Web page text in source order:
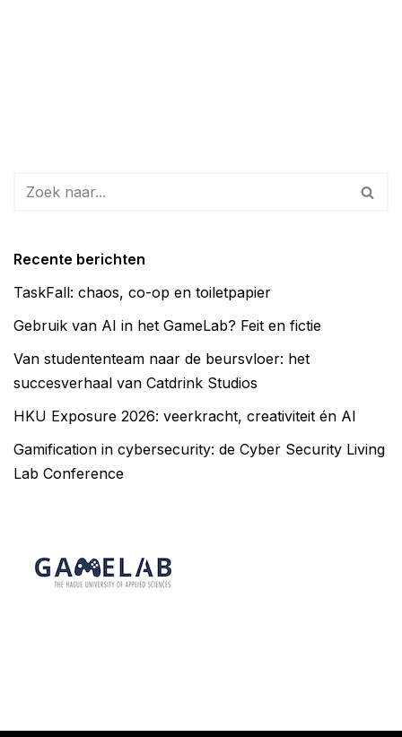
Recente berichten
TaskFall: chaos, co-op en toiletpapier
Gebruik van AI in het GameLab? Feit en fictie
Van studententeam naar de beursvloer: het
succesverhaal van Catdrink Studios
HKU Exposure 2026: veerkracht, creativiteit én AI
Gamification in cybersecurity: de Cyber Security Living
Lab Conference